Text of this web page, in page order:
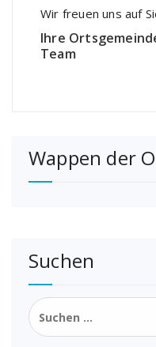
Wir freuen uns auf
Ihre
Team
Wappen der
Suchen
Suchen
nach: